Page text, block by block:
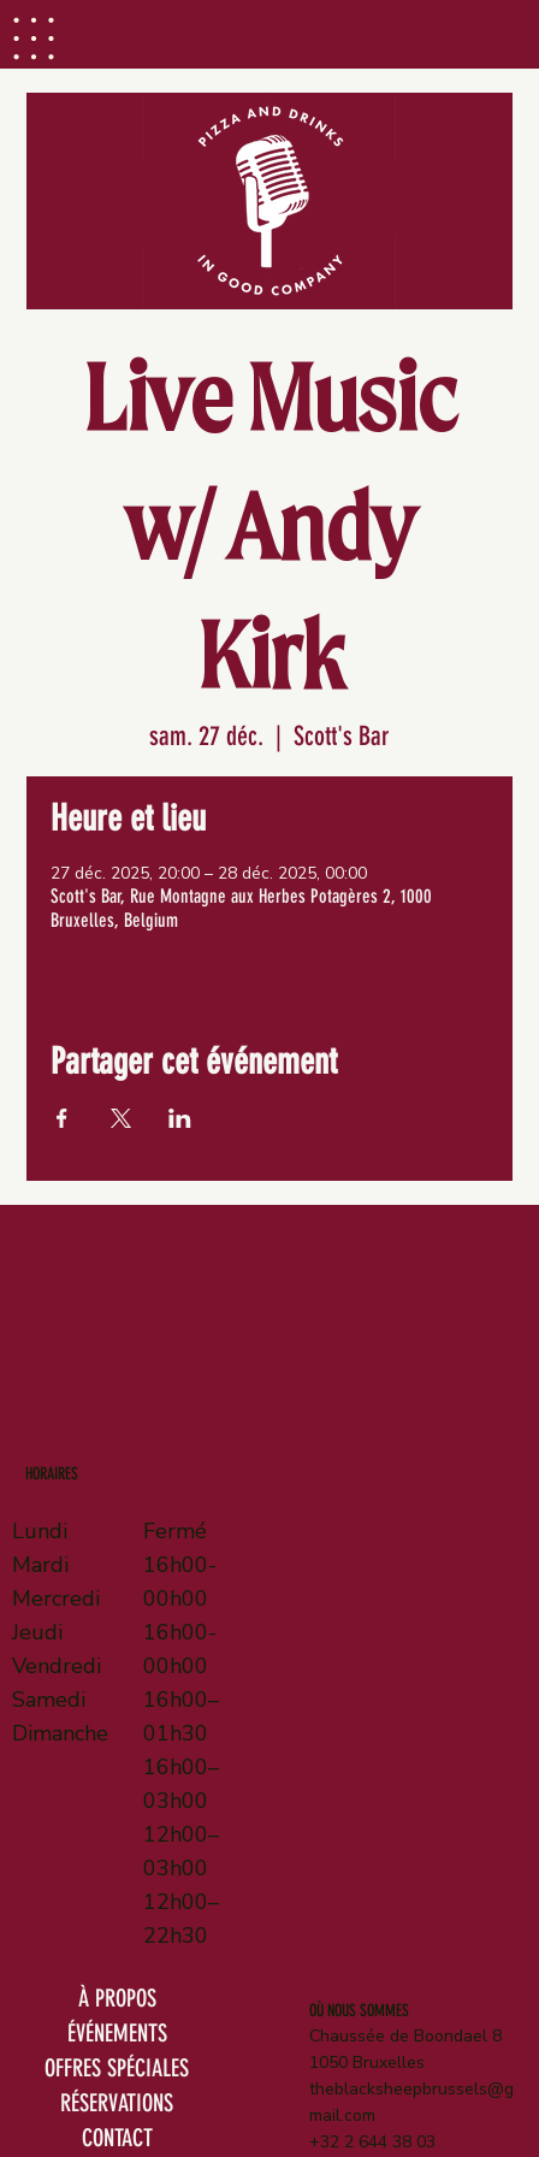
Live Music
w/ Andy
Kirk
sam. 27 déc.
  |
Scott's Bar
Heure et lieu
27 déc. 2025, 20:00 – 28 déc. 2025, 00:00
Scott's Bar, Rue Montagne aux Herbes Potagères 2, 1000
Bruxelles, Belgium
Partager cet événement
À PROPOS
ÉVÉNEMENTS
OFFRES SPÉCIALES
RÉSERVATIONS
CONTACT
Lundi
Mardi
Mercredi
Jeudi
Vendredi
Samedi
Dimanche
HORAIRES
Fermé
16h00-
00h00
16h00-
00h00
16h00–
01h30
16h00–
03h00
12h00–
03h00
12h00–
22h30
OÙ NOUS SOMMES
Chaussée de Boondael 8
1050 Bruxelles
theblacksheepbrussels@g
mail.com
+32 2 644 38 03